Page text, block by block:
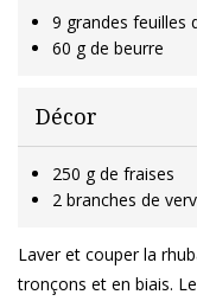
9 grandes feuilles
60 g de beurre
Décor
250 g de fraises
2 branches de
Laver et couper la
tronçons et en biais.